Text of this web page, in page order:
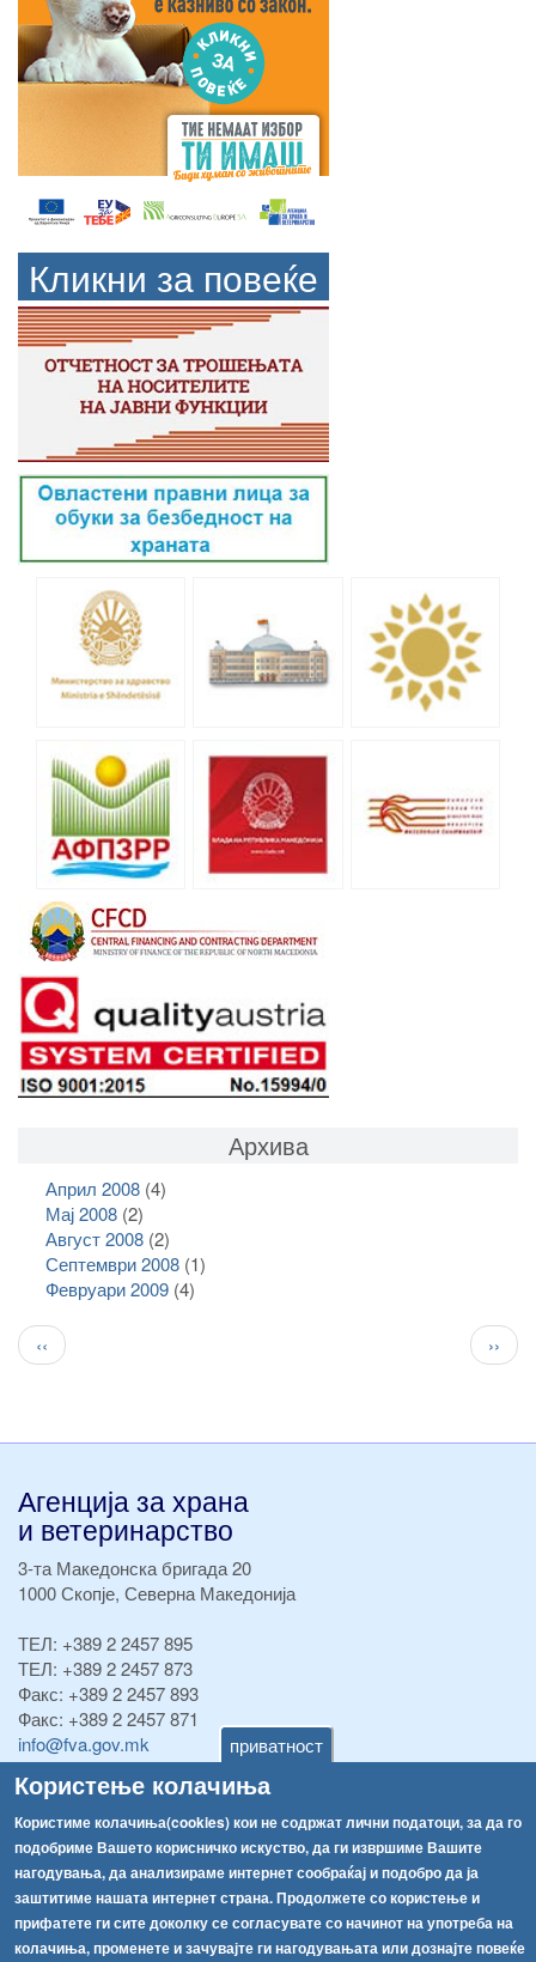
приватност
Користење колачиња
Користиме колачиња(cookies) кои не содржат лични податоци, за да го
подобриме Вашето корисничко искуство, да ги извршиме Вашите
нагодувања, да анализираме интернет сообраќај и подобро да ја
заштитиме нашата интернет страна. Продолжете со користење и
прифатете ги сите доколку се согласувате со начинот на употреба на
колачиња, променете и зачувајте ги нагодувањата или дознајте повеќе
Кликни за повеќе
Архива
Април 2008(4)
Мај 2008(2)
Август 2008(2)
Септември 2008(1)
Февруари 2009(4)
Pagination
Previous
page
‹‹ ››
Агенција за храна
и ветеринарство
3-та Македонска бригада 20
1000 Скопје, Северна Македонија
ТЕЛ: +389 2 2457 895
ТЕЛ: +389 2 2457 873
Факс: +389 2 2457 893
Факс: +389 2 2457 871
info@fva.gov.mk
[АХВ-претходна страна]
Соопштенија
Република Бугарија ги засили официјалните контроли при увоз на свежо овошје и зеленчук
Високите температури ризик од труење со храна, опасни се и за животните
Водата во Гостивар може да се користи како техничка, продолжува испораката на флаширана вода
Навигација
Архива
Регистри
Обрасци